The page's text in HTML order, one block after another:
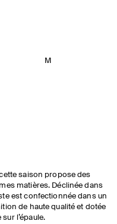
M
saison propose des
matières. Déclinée dans
est confectionnée dans un
de haute qualité et dotée
l’épaule.